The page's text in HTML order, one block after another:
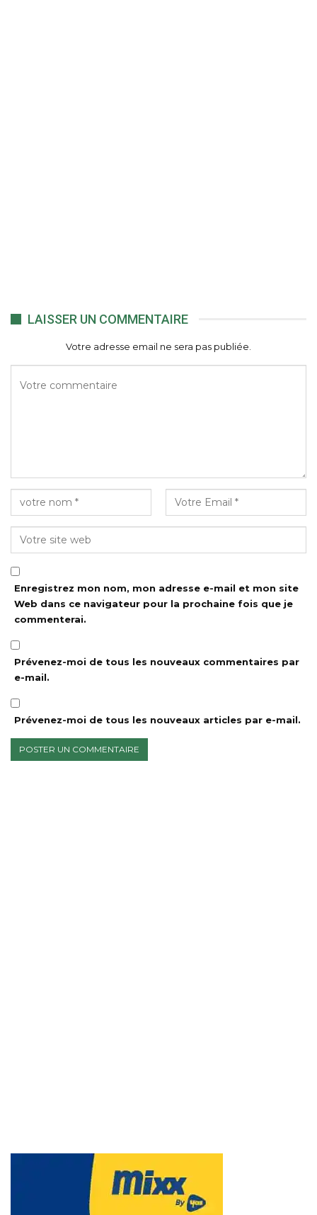
LAISSER UN COMMENTAIRE
Votre adresse email ne sera pas publiée.
Enregistrez mon nom, mon adresse e-mail et mon site
Web dans ce navigateur pour la prochaine fois que je
commenterai.
Prévenez-moi de tous les nouveaux commentaires par
e-mail.
Prévenez-moi de tous les nouveaux articles par e-mail.